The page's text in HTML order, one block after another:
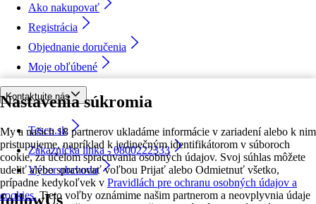
Nastavenia súkromia
My a našich 18 partnerov ukladáme informácie v zariadení alebo k nim
pristupujeme, napríklad k jedinečným identifikátorom v súboroch
cookie, za účelom spracúvania osobných údajov. Svoj súhlas môžete
udeliť alebo spravovať voľbou Prijať alebo Odmietnuť všetko,
prípadne kedykoľvek v Pravidlách pre ochranu osobných údajov a
cookies. Tieto voľby oznámime našim partnerom a neovplyvnia údaje
Ako nakupovať
Registrácia
Objednanie doručenia
Moje obľúbené
Kontaktujte nás
Tesco.sk
Zákaznícka linka - 0800222333
Výber obchodu
followUs